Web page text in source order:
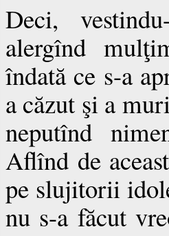
Deci,
alergînd
îndată ce s-a
a căzut şi a
neputînd
Aflînd de
pe slujitorii
nu s-a făcut